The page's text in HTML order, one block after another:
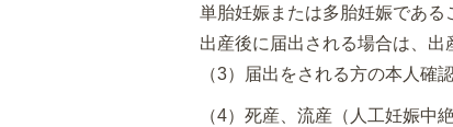
単胎妊娠または多胎妊娠である
出産後に届出される場合は、
（3）届出をされる方の本人確
（4）死産、流産（人工妊娠中